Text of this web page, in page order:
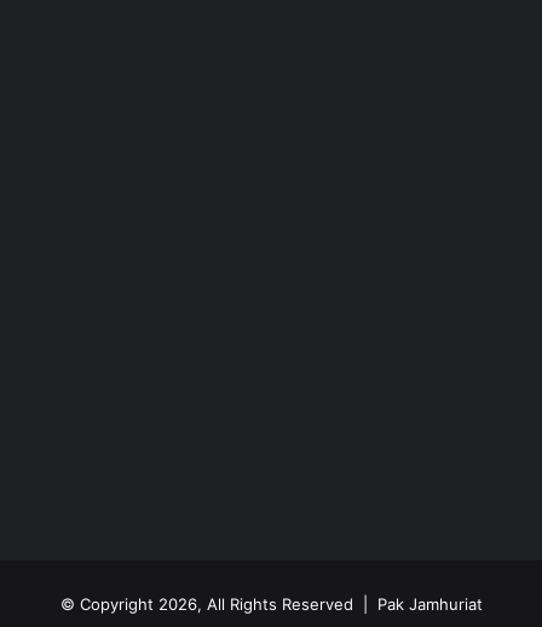
© Copyright 2026, All Rights Reserved | Pak Jamhuriat